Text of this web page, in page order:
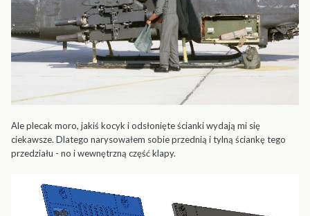
Ale plecak moro, jakiś kocyk i odsłonięte ścianki wydają mi się
ciekawsze. Dlatego narysowałem sobie przednią i tylną ściankę tego
przedziału - no i wewnętrzną część klapy.